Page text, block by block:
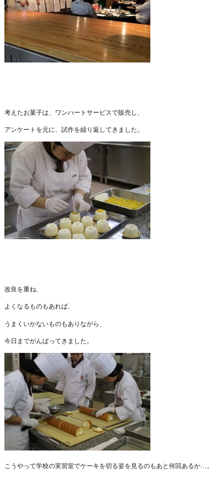
考えたお菓子は、ワンハートサービスで販売し、
アンケートを元に、試作を繰り返してきました。
改良を重ね、
よくなるものもあれば、
うまくいかないものもありながら、
今日までがんばってきました。
こうやって学校の実習室でケーキを切る姿を見るのもあと何回あるか…。